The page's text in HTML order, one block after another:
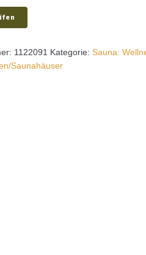
1122091 Kategorie:Sauna:
Saunahäuser